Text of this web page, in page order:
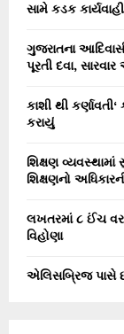
સામે કડક કાર્યવાહી
ગુજરાતના
પૂરતી દવા,
કાશી થી
કરાયું
શિક્ષણ વ્યવસ્થામાં
શિક્ષણનો
લખતરમાં ૮ ઈંચ
વિહોણા
એલિસબ્રિજ પાસે